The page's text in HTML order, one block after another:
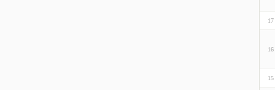
17
16
15